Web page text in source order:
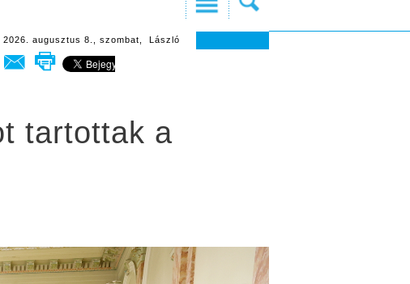
2026. augusztus 8., szombat, László
tartottak a